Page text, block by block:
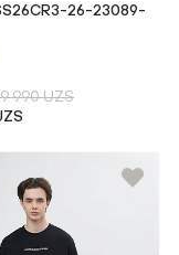
26-23089-
990 UZS